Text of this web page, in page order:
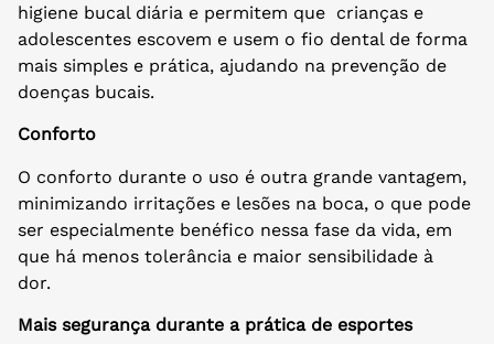
higiene bucal diária e permitem que crianças e
adolescentes escovem e usem o fio dental de forma
mais simples e prática, ajudando na prevenção de
doenças bucais.
Conforto
O conforto durante o uso é outra grande vantagem,
minimizando irritações e lesões na boca, o que pode
ser especialmente benéfico nessa fase da vida, em
que há menos tolerância e maior sensibilidade à
dor.
Mais segurança durante a prática de esportes